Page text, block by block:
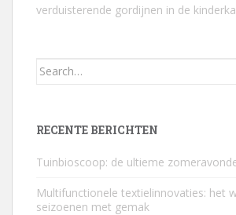
verduisterende gordijnen in de
Search
RECENTE BERICHTEN
Tuinbioscoop: de ultieme
Multifunctionele textielinnovaties: het
seizoenen met gemak